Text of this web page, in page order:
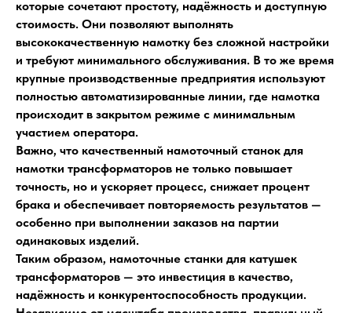
которые сочетают простоту, надёжность и доступную
стоимость. Они позволяют выполнять
высококачественную намотку без сложной настройки
и требуют минимального обслуживания. В то же время
крупные производственные предприятия используют
полностью автоматизированные линии, где намотка
происходит в закрытом режиме с минимальным
участием оператора.
Важно, что качественный намоточный станок для
намотки трансформаторов не только повышает
точность, но и ускоряет процесс, снижает процент
брака и обеспечивает повторяемость результатов —
особенно при выполнении заказов на партии
одинаковых изделий.
Таким образом, намоточные станки для катушек
трансформаторов — это инвестиция в качество,
надёжность и конкурентоспособность продукции.
Внимание
Для визуального восприятия
качества исполнения
поставляемого оборудования,
просьба перейти и подписаться
на наш YouTube канал ТДЕМ
Посетить канал